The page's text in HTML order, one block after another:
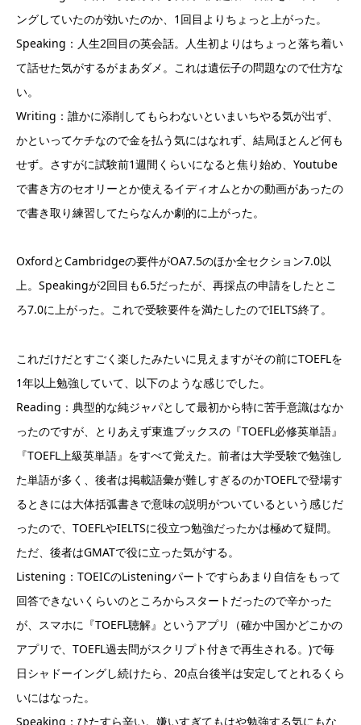
ングしていたのが効いたのか、1回目よりちょっと上がった。
Speaking：人生2回目の英会話。人生初よりはちょっと落ち着い
て話せた気がするがまあダメ。これは遺伝子の問題なので仕方な
い。
Writing：誰かに添削してもらわないといまいちやる気が出ず、
かといってケチなので金を払う気にはなれず、結局ほとんど何も
せず。さすがに試験前1週間くらいになると焦り始め、Youtube
で書き方のセオリーとか使えるイディオムとかの動画があったの
で書き取り練習してたらなんか劇的に上がった。
OxfordとCambridgeの要件がOA7.5のほか全セクション7.0以
上。Speakingが2回目も6.5だったが、再採点の申請をしたとこ
ろ7.0に上がった。これで受験要件を満たしたのでIELTS終了。
これだけだとすごく楽したみたいに見えますがその前にTOEFLを
1年以上勉強していて、以下のような感じでした。
Reading：典型的な純ジャパとして最初から特に苦手意識はなか
ったのですが、とりあえず東進ブックスの『TOEFL必修英単語』
『TOEFL上級英単語』をすべて覚えた。前者は大学受験で勉強し
た単語が多く、後者は掲載語彙が難しすぎるのかTOEFLで登場す
るときには大体括弧書きで意味の説明がついているという感じだ
ったので、TOEFLやIELTSに役立つ勉強だったかは極めて疑問。
ただ、後者はGMATで役に立った気がする。
Listening：TOEICのListeningパートですらあまり自信をもって
回答できないくらいのところからスタートだったので辛かった
が、スマホに『TOEFL聴解』というアプリ（確か中国かどこかの
アプリで、TOEFL過去問がスクリプト付きで再生される。)で毎
日シャドーイングし続けたら、20点台後半は安定してとれるくら
いにはなった。
Speaking：ひたすら辛い。嫌いすぎてもはや勉強する気にもな